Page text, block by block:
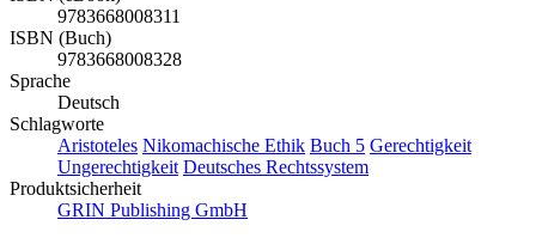
9783668008311
ISBN (Buch)
9783668008328
Sprache
Deutsch
Schlagworte
Aristoteles Nikomachische Ethik Buch 5 Gerechtigkeit
Ungerechtigkeit Deutsches Rechtssystem
Produktsicherheit
GRIN Publishing GmbH